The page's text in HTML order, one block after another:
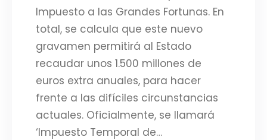
Impuesto a las Grandes Fortunas. En
total, se calcula que este nuevo
gravamen permitirá al Estado
recaudar unos 1.500 millones de
euros extra anuales, para hacer
frente a las difíciles circunstancias
actuales. Oficialmente, se llamará
‘Impuesto Temporal de…